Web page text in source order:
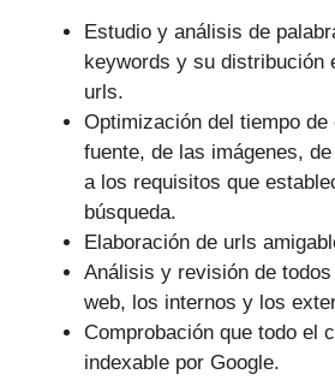
Estudio y análisis de
keywords y su distribución
urls.
Optimización del tiempo
fuente, de las imágenes,
a los requisitos que
búsqueda.
Elaboración de urls
Análisis y revisión de
web, los internos y los
Comprobación que todo el
indexable por Google.